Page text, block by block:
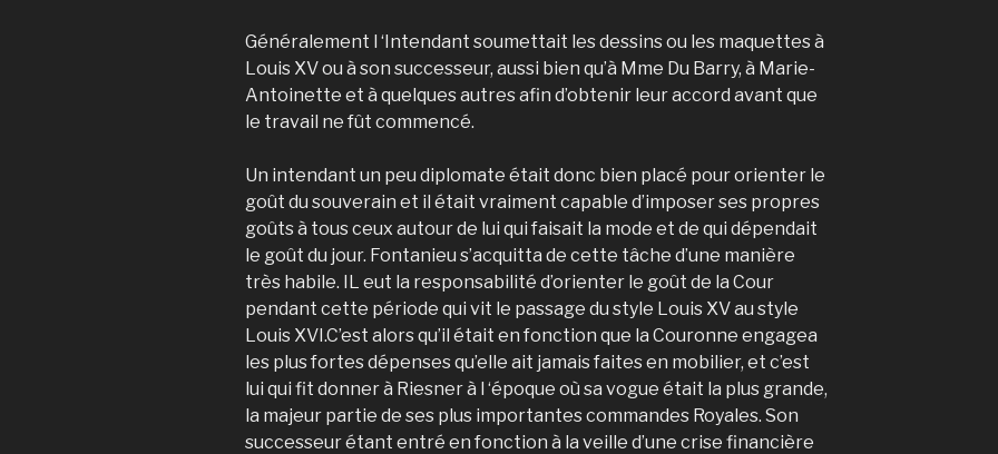
Généralement l ‘Intendant soumettait les dessins ou les maquettes à
Louis XV ou à son successeur, aussi bien qu’à Mme Du Barry, à Marie-
Antoinette et à quelques autres afin d’obtenir leur accord avant que
le travail ne fût commencé.
Un intendant un peu diplomate était donc bien placé pour orienter le
goût du souverain et il était vraiment capable d’imposer ses propres
goûts à tous ceux autour de lui qui faisait la mode et de qui dépendait
le goût du jour. Fontanieu s’acquitta de cette tâche d’une manière
très habile. IL eut la responsabilité d’orienter le goût de la Cour
pendant cette période qui vit le passage du style Louis XV au style
Louis XVI.C’est alors qu’il était en fonction que la Couronne engagea
les plus fortes dépenses qu’elle ait jamais faites en mobilier, et c’est
lui qui fit donner à Riesner à l ‘époque où sa vogue était la plus grande,
la majeur partie de ses plus importantes commandes Royales. Son
successeur étant entré en fonction à la veille d’une crise financière